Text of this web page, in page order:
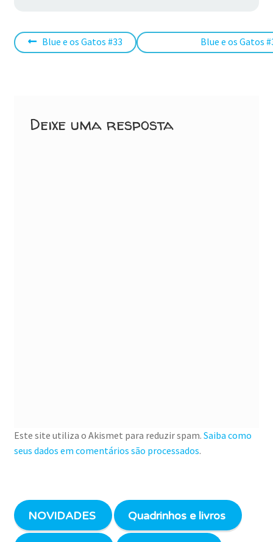
Navegação
Post
Blue e os Gatos #33
Próximo
Blue e os Gatos
Deixe uma resposta
Este site utiliza o Akismet para reduzir spam. Saiba como
seus dados em comentários são processados.
NOVIDADES Quadrinhos e livros